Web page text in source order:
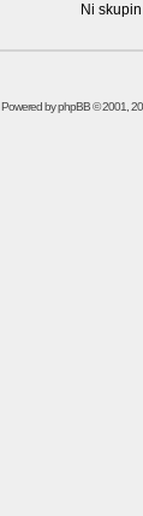
Ni skupin
Powered byphpBB© 2001,